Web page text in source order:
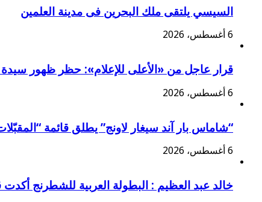
السيسي يلتقى ملك البحرين فى مدينة العلمين
6 أغسطس، 2026
قرار عاجل من «الأعلى للإعلام»: حظر ظهور سيدة
6 أغسطس، 2026
“شاماس بار آند سيغار لاونج” يطلق قائمة
6 أغسطس، 2026
خالد عبد العظيم : البطولة العربية للشطرنج